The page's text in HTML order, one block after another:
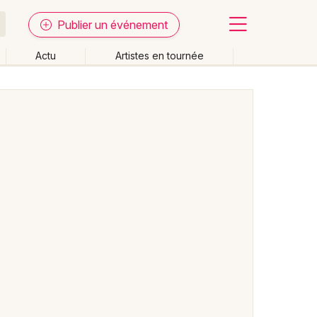
Publier un événement
Actu Artistes en tournée